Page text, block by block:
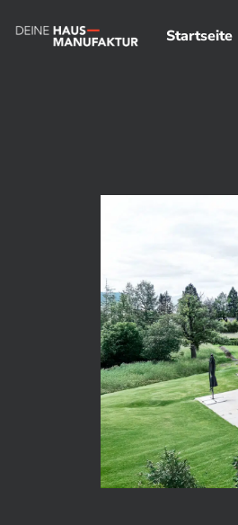
Startseite